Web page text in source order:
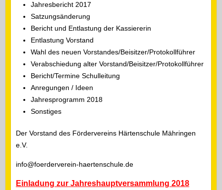
Jahresbericht 2017
Satzungsänderung
Bericht und Entlastung der Kassiererin
Entlastung Vorstand
Wahl des neuen Vorstandes/Beisitzer/Protokollführer
Verabschiedung alter Vorstand/Beisitzer/Protokollführer
Bericht/Termine Schulleitung
Anregungen / Ideen
Jahresprogramm 2018
Sonstiges
Der Vorstand des Fördervereins Härtenschule Mähringen
e.V.
info@foerderverein-haertenschule.de
Einladung zur Jahreshauptversammlung 2018